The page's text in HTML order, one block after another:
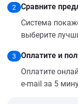
2
Сравните
Система
выберите
3
Оплатите и
Оплатите
e-mail за 5